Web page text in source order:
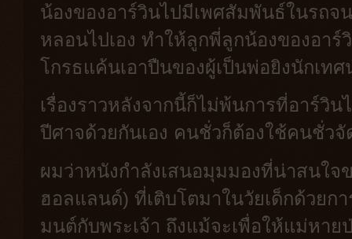
น้องของอาร์วินไปมีเพศสัมพันธ์ในรถจ
หลอนไปเอง ทำให้ลูกพี่ลูกน้องของอา
โกรธแค้นเอาปืนของผู้เป็นพ่อยิงนักเท
เรื่องราวหลังจากนี้ก็ไม่พ้นการที่อาร์วิ
ปีศาจด้วยกันเอง คนชั่วก็ต้องใช้คนชั่ว
ผมว่าหนังกำลังเสนอมุมมองที่น่าสนใจ
ฮอลแลนด์) ที่เติบโตมาในวัยเด็กด้วยก
มนต์กับพระเจ้า ถึงแม้จะเพื่อให้แม่หาย